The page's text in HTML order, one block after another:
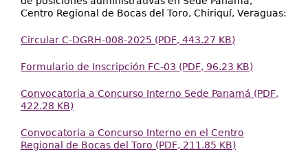
Centro Regional de Bocas del Toro, Chiriquí, Veraguas:
Circular C-DGRH-008-2025 (PDF, 443.27 KB)
Formulario de Inscripción FC-03 (PDF, 96.23 KB)
Convocatoria a Concurso Interno Sede Panamá (PDF,
422.28 KB)
Convocatoria a Concurso Interno en el Centro
Regional de Bocas del Toro (PDF, 211.85 KB)